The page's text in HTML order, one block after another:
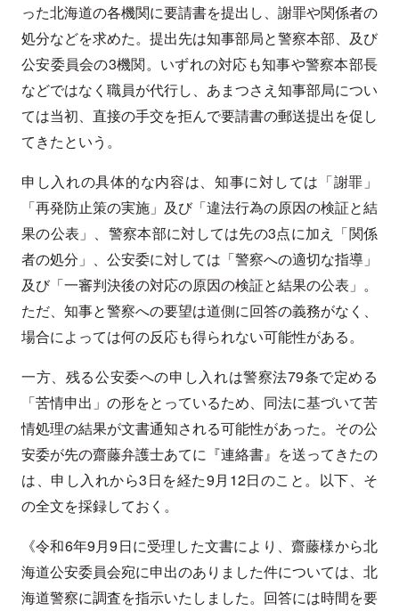
った北海道の各機関に要請書を提出し、謝罪や関係者の
処分などを求めた。提出先は知事部局と警察本部、及び
公安委員会の3機関。いずれの対応も知事や警察本部長
などではなく職員が代行し、あまつさえ知事部局につい
ては当初、直接の手交を拒んで要請書の郵送提出を促し
てきたという。
申し入れの具体的な内容は、知事に対しては「謝罪」
「再発防止策の実施」及び「違法行為の原因の検証と結
果の公表」、警察本部に対しては先の3点に加え「関係
者の処分」、公安委に対しては「警察への適切な指導」
及び「一審判決後の対応の原因の検証と結果の公表」。
ただ、知事と警察への要望は道側に回答の義務がなく、
場合によっては何の反応も得られない可能性がある。
一方、残る公安委への申し入れは警察法79条で定める
「苦情申出」の形をとっているため、同法に基づいて苦
情処理の結果が文書通知される可能性があった。その公
安委が先の齋藤弁護士あてに『連絡書』を送ってきたの
は、申し入れから3日を経た9月12日のこと。以下、そ
の全文を採録しておく。
《令和6年9月9日に受理した文書により、齋藤様から北
海道公安委員会宛に申出のありました件については、北
海道警察に調査を指示いたしました。回答には時間を要